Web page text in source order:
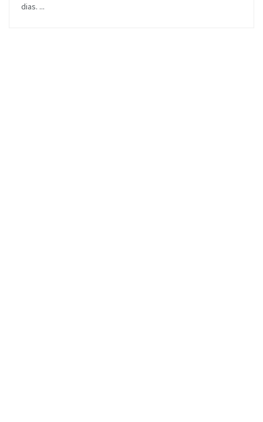
dias. ...